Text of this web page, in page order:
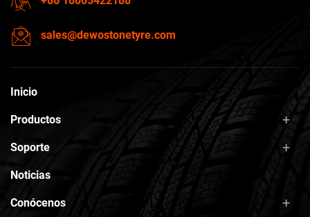
sales@dewostonetyre.com
Inicio
Productos
Soporte
Noticias
Conócenos